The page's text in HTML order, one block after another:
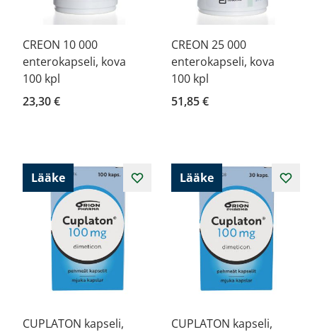
CREON 10 000
enterokapseli, kova
100 kpl
23,30 €
CREON 25 000
enterokapseli, kova
100 kpl
51,85 €
Lääke
CUPLATON kapseli,
Lääke
CUPLATON kapseli,